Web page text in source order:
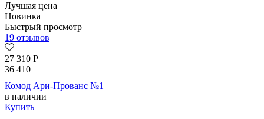
Лучшая цена
Новинка
Быстрый просмотр
19 отзывов
27 310 Р
36 410
Комод Ари-Прованс №1
в наличии
Купить